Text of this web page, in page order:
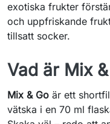
exotiska frukter
och uppfriskande
tillsatt socker.
Vad är Mix
Mix & Go är ett
vätska i en 70 ml